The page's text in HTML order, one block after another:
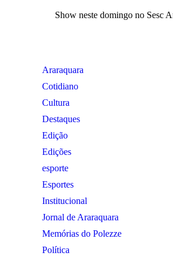
Show neste domingo no Sesc
Araraquara
Cotidiano
Cultura
Destaques
Edição
Edições
esporte
Esportes
Institucional
Jornal de Araraquara
Memórias do Polezze
Política